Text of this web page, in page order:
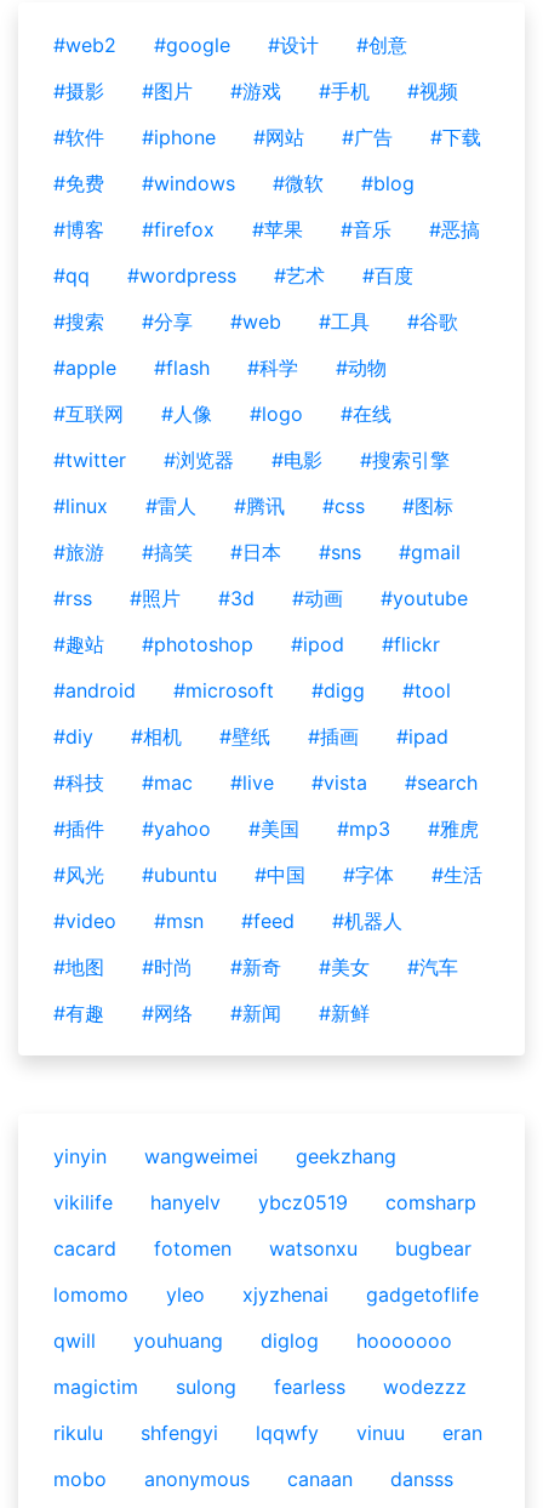
#web2 #google #设计
#创意
#摄影
#图片 #游戏 #手机
#视频
#软件
#iphone #网站 #广告
#下载
#免费
#windows #微软
#blog
#博客
#firefox #苹果 #音乐
#恶搞
#qq
#wordpress #艺术
#百度
#搜索
#分享 #web #工具
#谷歌
#apple
#flash #科学
#动物
#互联网
#人像 #logo
#在线
#twitter
#浏览器 #电影
#搜索引擎
#linux
#雷人 #腾讯 #css
#图标
#旅游
#搞笑 #日本 #sns
#gmail
#rss
#照片 #3d #动画
#youtube
#趣站
#photoshop #ipod
#flickr
#android
#microsoft #digg
#tool
#diy
#相机 #壁纸 #插画
#ipad
#科技
#mac #live #vista
#search
#插件
#yahoo #美国 #mp3
#雅虎
#风光
#ubuntu #中国 #字体
#生活
#video
#msn #feed
#机器人
#地图
#时尚 #新奇 #美女
#汽车
#有趣
#网络 #新闻 #新鲜
yinyin wangweimei
geekzhang
vikilife
hanyelv ybcz0519
comsharp
cacard
fotomen watsonxu
bugbear
lomomo
yleo xjyzhenai
gadgetoflife
qwill
youhuang diglog
hooooooo
magictim
sulong fearless
wodezzz
rikulu
shfengyi lqqwfy vinuu
eran
mobo
anonymous canaan
dansss